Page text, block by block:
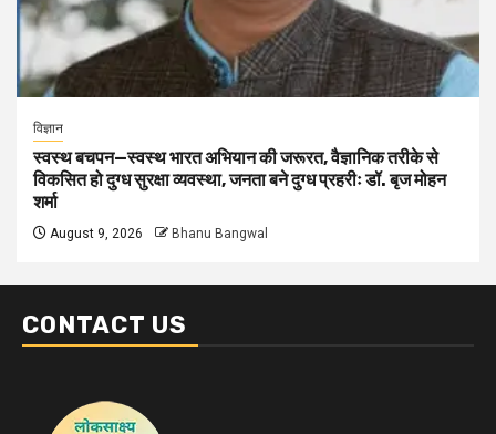
विज्ञान
स्वस्थ बचपन—स्वस्थ भारत अभियान की जरूरत, वैज्ञानिक तरीके से
विकसित हो दुग्ध सुरक्षा व्यवस्था, जनता बने दुग्ध प्रहरीः डॉ. बृज मोहन
शर्मा
August 9, 2026 Bhanu Bangwal
CONTACT US